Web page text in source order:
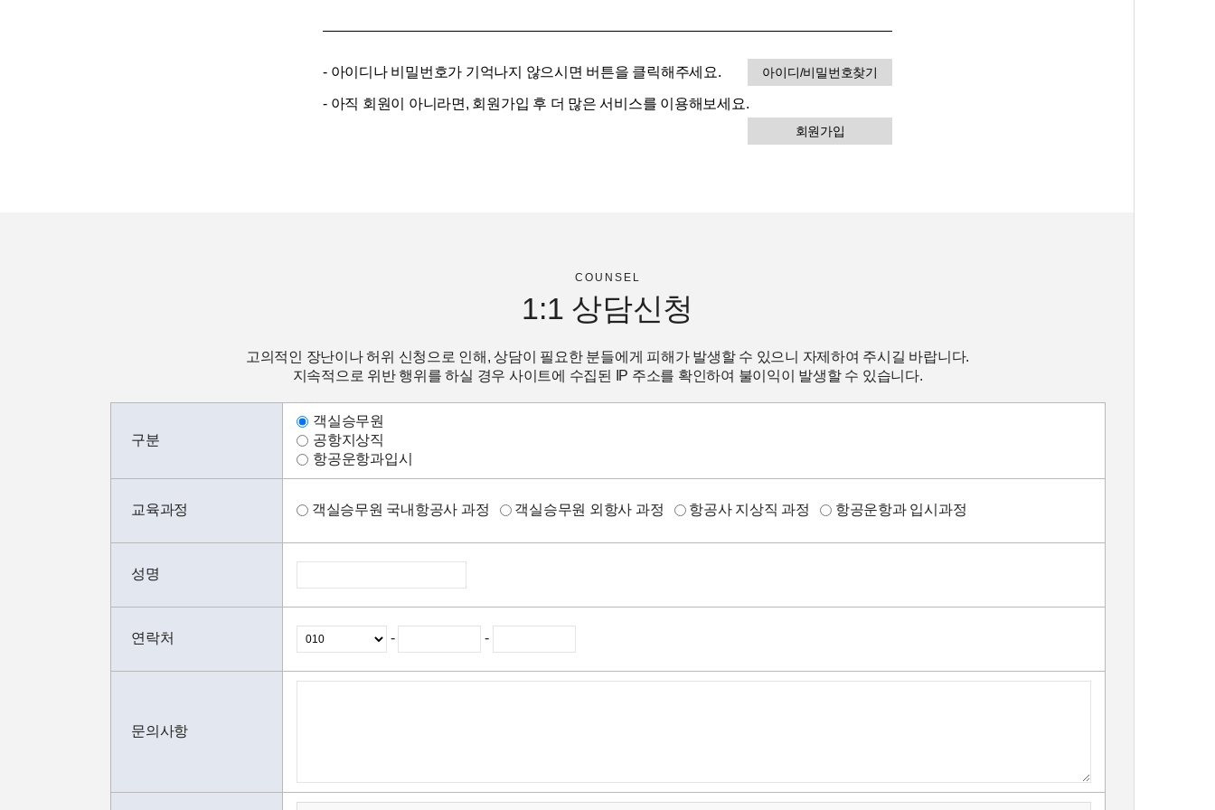
- 아이디나 비밀번호가 기억나지 않으시면 버튼을 클릭해주세요. 아이디/비밀번호찾기
- 아직 회원이 아니라면, 회원가입 후 더 많은 서비스를 이용해보세요.
회원가입
COUNSEL
1:1 상담신청
고의적인 장난이나 허위 신청으로 인해, 상담이 필요한 분들에게 피해가 발생할 수 있으니 자제하여 주시길 바랍니다.
지속적으로 위반 행위를 하실 경우 사이트에 수집된 IP 주소를 확인하여 불이익이 발생할 수 있습니다.
구분
객실승무원
공항지상직
항공운항과입시
교육과정 객실승무원 국내항공사 과정 객실승무원 외항사 과정 항공사 지상직 과정 항공운항과 입시과정
성명
연락처 - -
문의사항